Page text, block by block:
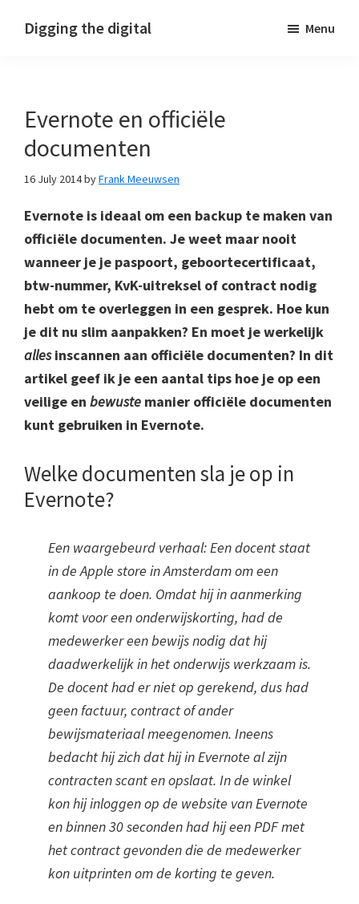
Digging the digital Menu
Evernote en officiële
documenten
16 July 2014byFrank Meeuwsen
Evernote is ideaal om een backup te maken van
officiële documenten. Je weet maar nooit
wanneer je je paspoort, geboortecertificaat,
btw-nummer, KvK-uitreksel of contract nodig
hebt om te overleggen in een gesprek. Hoe kun
je dit nu slim aanpakken? En moet je werkelijk
allesinscannen aan officiële documenten? In dit
artikel geef ik je een aantal tips hoe je op een
veilige en bewuste manier officiële documenten
kunt gebruiken in Evernote.
Welke documenten sla je op in
Evernote?
Een waargebeurd verhaal: Een docent staat
in de Apple store in Amsterdam om een
aankoop te doen. Omdat hij in aanmerking
komt voor een onderwijskorting, had de
medewerker een bewijs nodig dat hij
daadwerkelijk in het onderwijs werkzaam is.
De docent had er niet op gerekend, dus had
geen factuur, contract of ander
bewijsmateriaal meegenomen. Ineens
bedacht hij zich dat hij in Evernote al zijn
contracten scant en opslaat. In de winkel
kon hij inloggen op de website van Evernote
en binnen 30 seconden had hij een PDF met
het contract gevonden die de medewerker
kon uitprinten om de korting te geven.